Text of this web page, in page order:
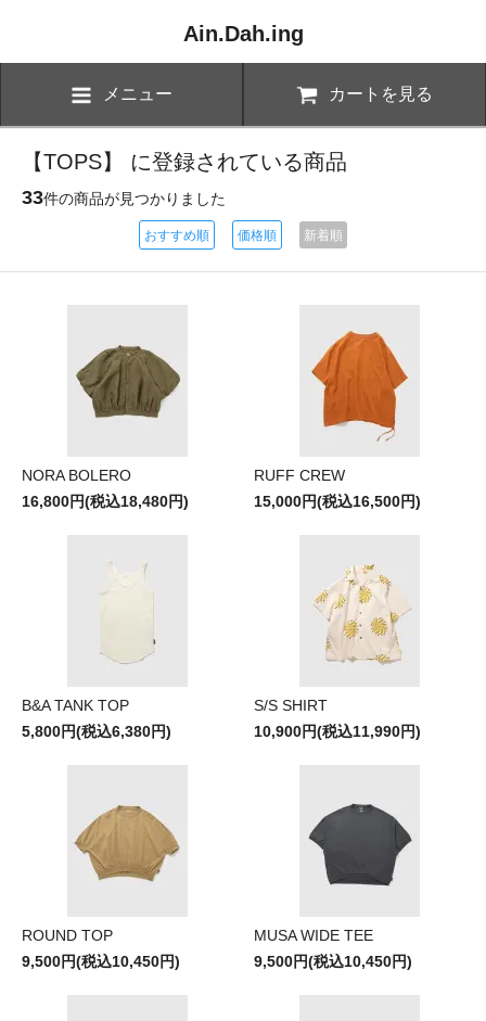
Ain.Dah.ing
メニュー カートを見る
【TOPS】 に登録されている商品
33件の商品が見つかりました
おすすめ順 価格順 新着順
NORA BOLERO
16,800円(税込18,480円)
RUFF CREW
15,000円(税込16,500円)
B&A TANK TOP
5,800円(税込6,380円)
S/S SHIRT
10,900円(税込11,990円)
ROUND TOP
9,500円(税込10,450円)
MUSA WIDE TEE
9,500円(税込10,450円)